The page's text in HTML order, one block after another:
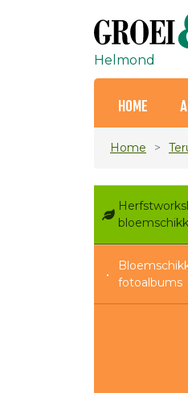
Helmond
HOME
Home
fotoalbums